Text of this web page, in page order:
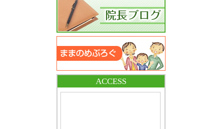
ACCESS